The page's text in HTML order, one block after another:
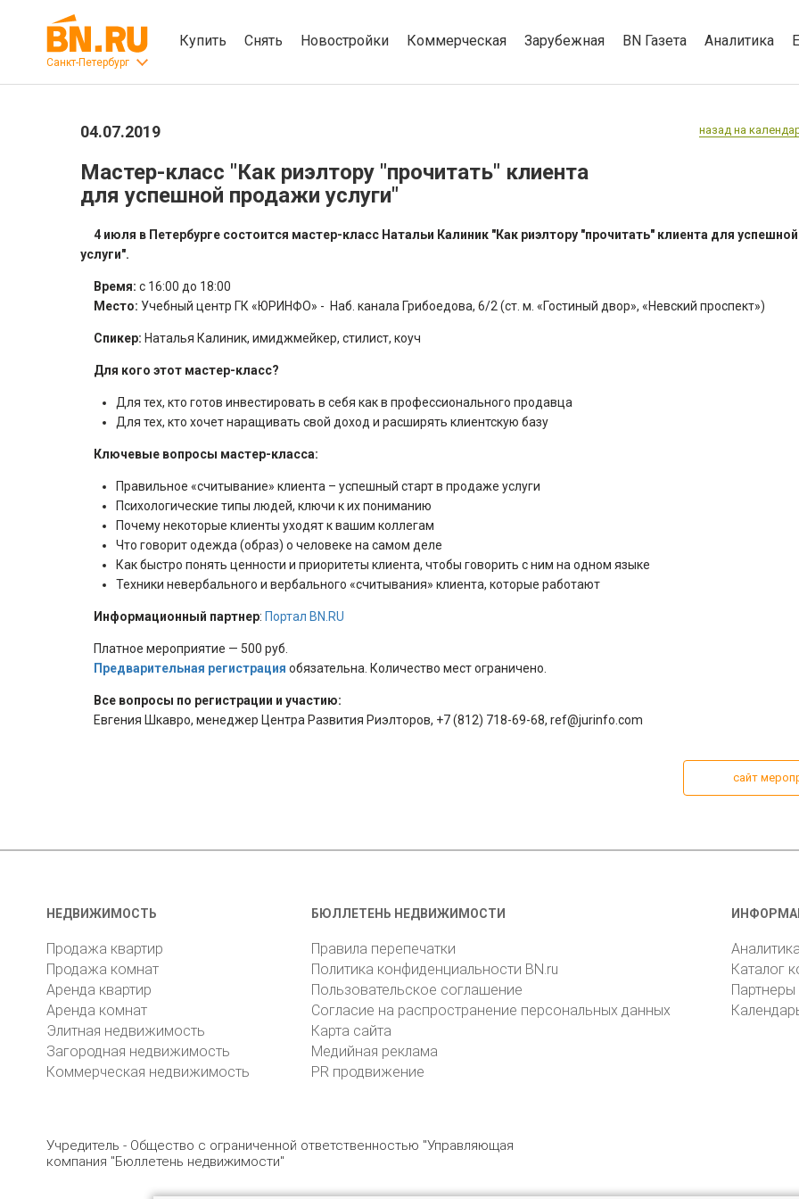
Санкт-Петербург
Купить Снять Новостройки Коммерческая Зарубежная BN Газета Аналитика
04.07.2019 назад на
Мастер-класс "Как риэлтору "прочитать" клиента
для успешной продажи услуги"
4 июля в Петербурге состоится мастер-класс Натальи Калиник "Как риэлтору "прочитать" клиента для
услуги".
Время: с 16:00 до 18:00
Место: Учебный центр ГК «ЮРИНФО» - Наб. канала Грибоедова, 6/2 (ст. м. «Гостиный двор», «Невский проспект»)
Спикер: Наталья Калиник, имиджмейкер, стилист, коуч
Для кого этот мастер-класс?
Для тех, кто готов инвестировать в себя как в профессионального продавца
Для тех, кто хочет наращивать свой доход и расширять клиентскую базу
Ключевые вопросы мастер-класса:
Правильное «считывание» клиента – успешный старт в продаже услуги
Психологические типы людей, ключи к их пониманию
Почему некоторые клиенты уходят к вашим коллегам
Что говорит одежда (образ) о человеке на самом деле
Как быстро понять ценности и приоритеты клиента, чтобы говорить с ним на одном языке
Техники невербального и вербального «считывания» клиента, которые работают
Информационный партнер: Портал BN.RU
Платное мероприятие — 500 руб.
Предварительная регистрация обязательна. Количество мест ограничено.
Все вопросы по регистрации и участию:
Евгения Шкавро, менеджер Центра Развития Риэлторов, +7 (812) 718-69-68, ref@jurinfo.com
сайт
НЕДВИЖИМОСТЬ
Продажа квартир
Продажа комнат
Аренда квартир
Аренда комнат
Элитная недвижимость
Загородная недвижимость
Коммерческая недвижимость
БЮЛЛЕТЕНЬ НЕДВИЖИМОСТИ
Правила перепечатки
Политика конфиденциальности BN.ru
Пользовательское соглашение
Согласие на распространение персональных данных
Карта сайта
Медийная реклама
PR продвижение
Каталог
Партнеры
Учредитель - Общество с ограниченной ответственностью "Управляющая
компания "Бюллетень недвижимости"